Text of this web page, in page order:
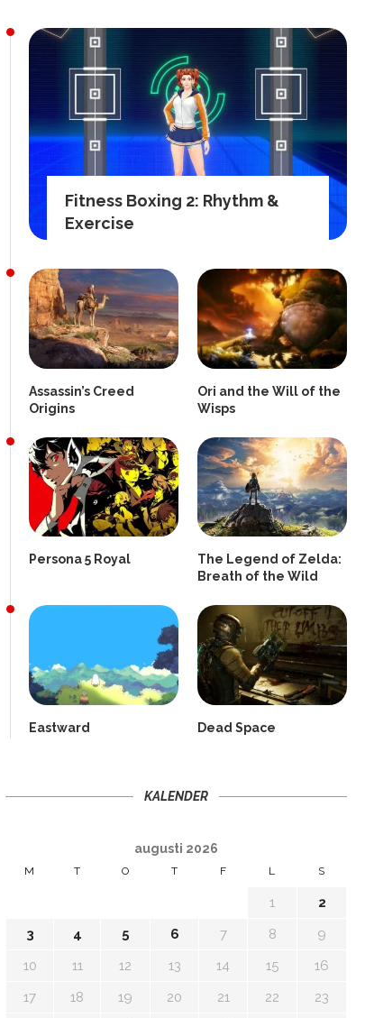
Fitness Boxing 2: Rhythm &
Exercise
Assassin’s Creed
Origins
Ori and the Will of the
Wisps
Persona 5 Royal
The Legend of Zelda:
Breath of the Wild
Eastward Dead Space
KALENDER
augusti 2026
M T O T F L S
1
2
3
4 5 6 7 8
9
10
11 12 13 14 15
16
17
18 19 20 21 22
23